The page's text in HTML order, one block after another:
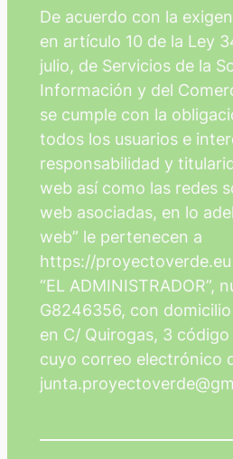
De acuerdo con la
en artículo 10 de la Ley
julio, de Servicios de la
Información y del
se cumple con la
todos los usuarios e
responsabilidad y
web así como las redes
web asociadas, en lo
web” le pertenecen a
https://
“EL ADMINISTRADOR”,
G8246356, con
en C/ Quirogas, 3
cuyo correo electrónico